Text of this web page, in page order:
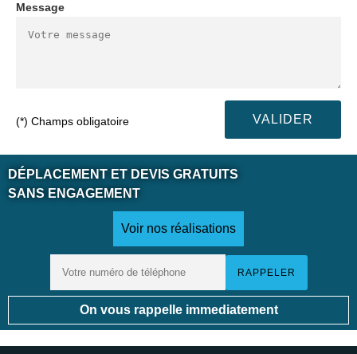
Message
(*) Champs obligatoire
DÉPLACEMENT ET DEVIS GRATUITS
SANS ENGAGEMENT
Voir nos réalisations
On vous rappelle immediatement